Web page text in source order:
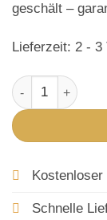
geschält –
Lieferzeit: 2 - 3
Zedernkerne Set
Kostenloser
Schnelle